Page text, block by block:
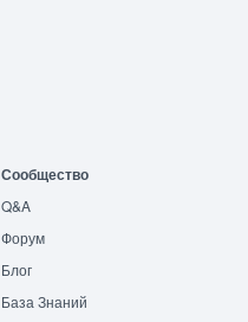
Сообщество
Q&A
Форум
Блог
База Знаний